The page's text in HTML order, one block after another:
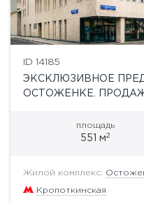
ID 14185
ЭКСКЛЮЗИВНОЕ
ОСТОЖЕНКЕ.
площадь
551 м2
Жилой комплекс:
Кропоткинская